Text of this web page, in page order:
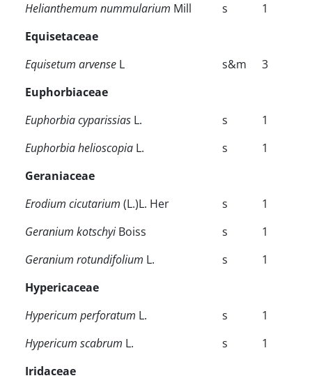
Helianthemum nummularium Mill s
1
Equisetaceae
Equisetum arvense L s&m
3
Euphorbiaceae
Euphorbia cyparissias L. s
1
Euphorbia helioscopia L. s
1
Geraniaceae
Erodium cicutarium (L.)L. Her s
1
Geranium kotschyi Boiss s
1
Geranium rotundifolium L. s
1
Hypericaceae
Hypericum perforatum L. s
1
Hypericum scabrum L. s
1
Iridaceae